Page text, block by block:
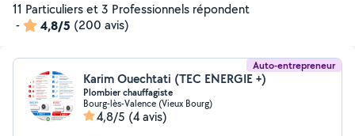
11 Particuliers et 3 Professionnels répondent
-
4,8/5 (200 avis)
Auto-entrepreneur
Karim Ouechtati (TEC ENERGIE +)
Plombier chauffagiste
Bourg-lès-Valence (Vieux Bourg)
4,8/5 (4 avis)